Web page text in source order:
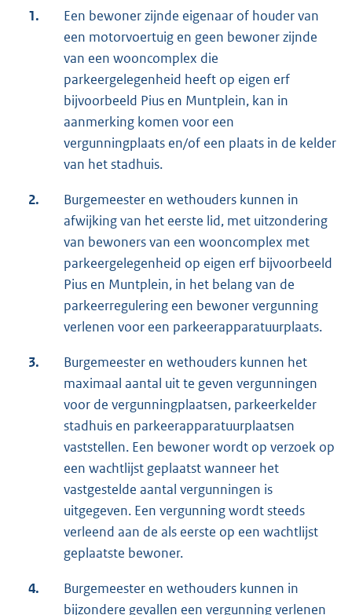
1.
Een bewoner zijnde eigenaar of houder van
een motorvoertuig en geen bewoner zijnde
van een wooncomplex die
parkeergelegenheid heeft op eigen erf
bijvoorbeeld Pius en Muntplein, kan in
aanmerking komen voor een
vergunningplaats en/of een plaats in de kelder
van het stadhuis.
2.
Burgemeester en wethouders kunnen in
afwijking van het eerste lid, met uitzondering
van bewoners van een wooncomplex met
parkeergelegenheid op eigen erf bijvoorbeeld
Pius en Muntplein, in het belang van de
parkeerregulering een bewoner vergunning
verlenen voor een parkeerapparatuurplaats.
3.
Burgemeester en wethouders kunnen het
maximaal aantal uit te geven vergunningen
voor de vergunningplaatsen, parkeerkelder
stadhuis en parkeerapparatuurplaatsen
vaststellen. Een bewoner wordt op verzoek op
een wachtlijst geplaatst wanneer het
vastgestelde aantal vergunningen is
uitgegeven. Een vergunning wordt steeds
verleend aan de als eerste op een wachtlijst
geplaatste bewoner.
4.
Burgemeester en wethouders kunnen in
bijzondere gevallen een vergunning verlenen